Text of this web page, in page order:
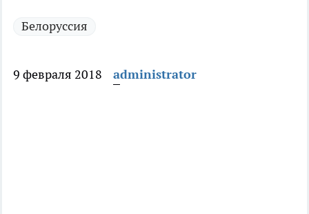
Белоруссия
9 февраля 2018 administrator